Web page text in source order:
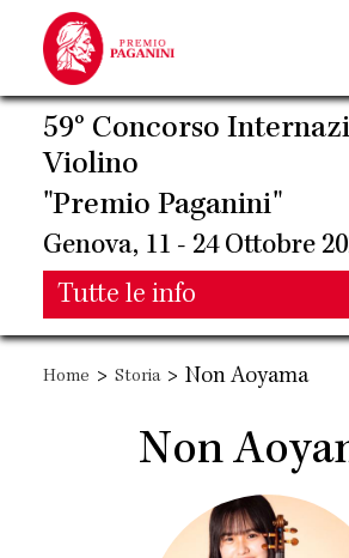
contenuto
principale
59° Concorso
Violino
"Premio Paganini"
Genova, 11 - 24 Ottobre
Main
navigation
Tutte le info
Main
navigation
Home > Storia > Non Aoyama
Non